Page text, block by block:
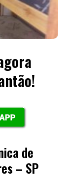
de
– SP